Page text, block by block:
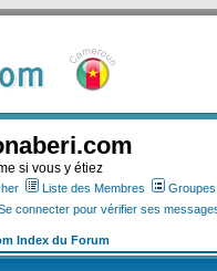
si vous y étiez
Liste des Membres
connecter pour vérifier ses
Index du Forum